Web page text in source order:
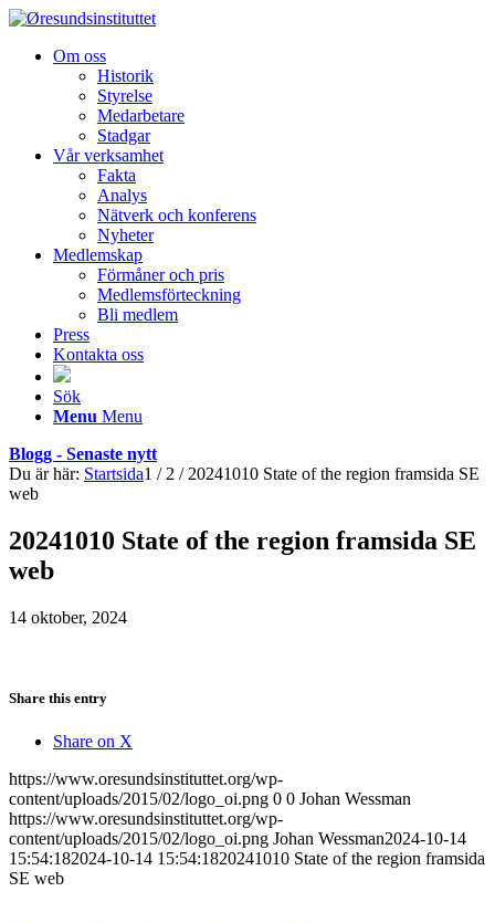
Om oss
Historik
Styrelse
Medarbetare
Stadgar
Vår verksamhet
Fakta
Analys
Nätverk och konferens
Nyheter
Medlemskap
Förmåner och pris
Medlemsförteckning
Bli medlem
Press
Kontakta oss
Sök
Menu Menu
Blogg - Senaste nytt
Du är här: Startsida1 / 2 / 20241010 State of the region framsida SE
web
20241010 State of the region framsida SE
web
14 oktober, 2024
Share this entry
Share on X
https://www.oresundsinstituttet.org/wp-
content/uploads/2015/02/logo_oi.png 0 0 Johan Wessman
https://www.oresundsinstituttet.org/wp-
content/uploads/2015/02/logo_oi.png Johan Wessman2024-10-14
15:54:182024-10-14 15:54:1820241010 State of the region framsida
SE web